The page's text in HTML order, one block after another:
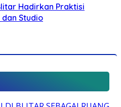
Hadirkan Praktisi
Studio